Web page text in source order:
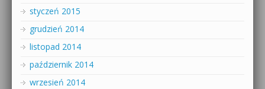
styczeń 2015
grudzień 2014
listopad 2014
październik 2014
wrzesień 2014